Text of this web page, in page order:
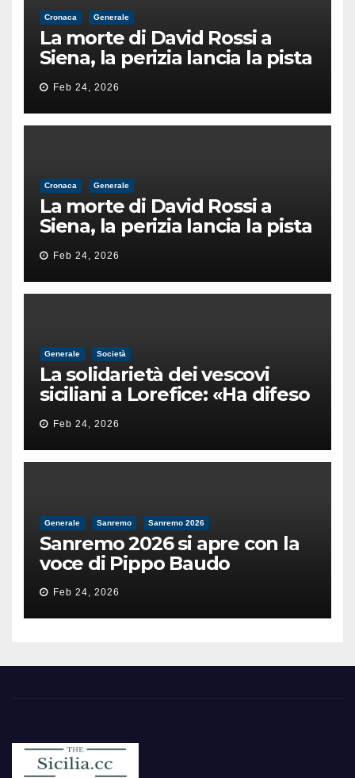
Cronaca Generale
La morte di David Rossi a
Siena, la perizia lancia la pista
di un’intimidazione finita
male
Feb 24, 2026
Cronaca Generale
La morte di David Rossi a
Siena, la perizia lancia la pista
di un’intimidazione finita
male
Feb 24, 2026
Generale Società
La solidarietà dei vescovi
siciliani a Lorefice: «Ha difeso
il valore e la dignità
dell’umanità»
Feb 24, 2026
Generale Sanremo Sanremo 2026
Sanremo 2026 si apre con la
voce di Pippo Baudo
Feb 24, 2026